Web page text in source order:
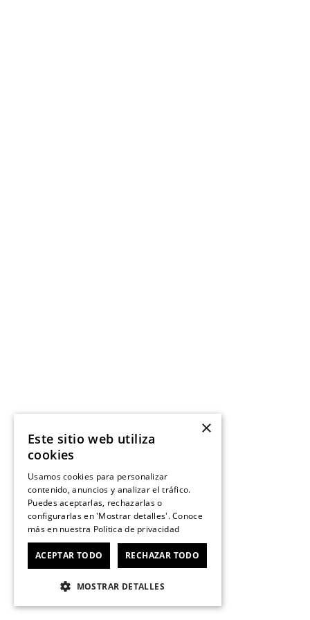
×
Este sitio web utiliza
cookies
Usamos cookies para personalizar
contenido, anuncios y analizar el tráfico.
Puedes aceptarlas, rechazarlas o
configurarlas en 'Mostrar detalles'. Conoce
más en nuestra Política de privacidad
ACEPTAR TODO RECHAZAR TODO
MOSTRAR DETALLES